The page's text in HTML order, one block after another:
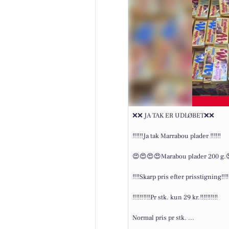
❌❌ JA TAK ER UDLØBET❌❌
‼️‼️‼️Ja tak Marrabou plader ‼️‼️‼️
😍😍😍😍Marabou plader 200
‼️‼️Skarp pris efter prisstigning‼️‼️
‼️‼️‼️‼️‼️Pr stk. kun 29 kr.‼️‼️‼️‼️‼️
Normal pris pr stk. ...